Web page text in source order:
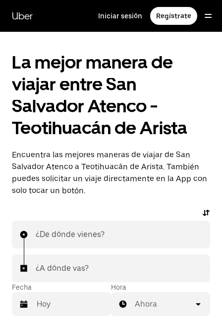
contenido
principal
Uber Iniciar sesión Regístrate
La mejor manera de
viajar entre San
Salvador Atenco -
Teotihuacán de Arista
Encuentra las mejores maneras de viajar de San
Salvador Atenco a Teotihuacán de Arista. También
puedes solicitar un viaje directamente en la App con
solo tocar un botón.
¿De dónde vienes?
¿A dónde vas?
Fecha Hora
Ahora